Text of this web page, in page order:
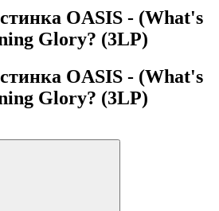
OASIS - (What's
Glory? (3LP)
OASIS - (What's
Glory? (3LP)